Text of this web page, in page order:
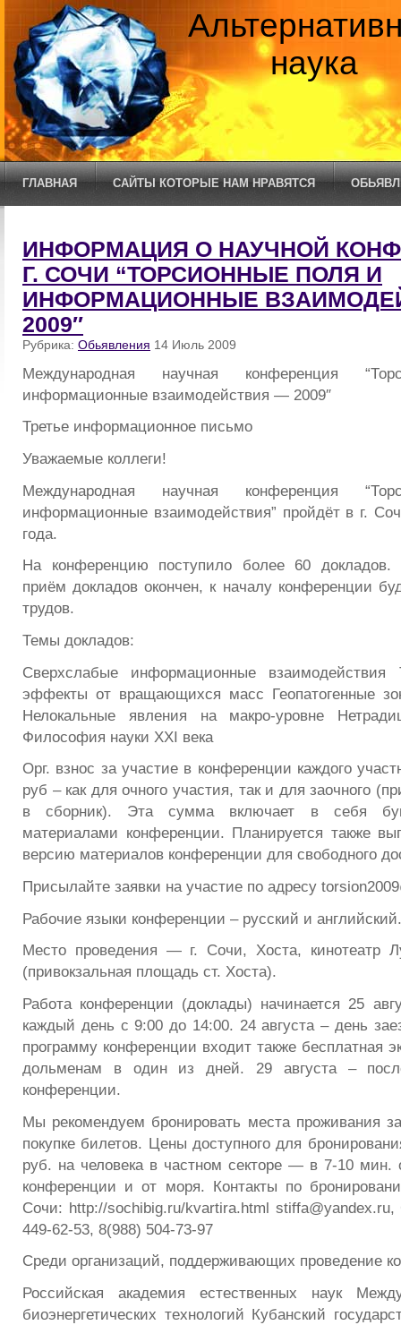
наука
ГЛАВНАЯ САЙТЫ КОТОРЫЕ НАМ НРАВЯТСЯ
ИНФОРМАЦИЯ О НАУЧНОЙ
Г. СОЧИ “ТОРСИОННЫЕ ПОЛЯ И
ИНФОРМАЦИОННЫЕ
2009″
Рубрика: Обьявления 14 Июль 2009
Международная научная конференция
информационные взаимодействия — 2009″
Третье информационное письмо
Уважаемые коллеги!
Международная научная конференция
информационные взаимодействия” пройдёт в г.
года.
На конференцию поступило более 60
приём докладов окончен, к началу конференции
трудов.
Темы докладов:
Сверхслабые информационные
эффекты от вращающихся масс Геопатогенные
Нелокальные явления на макро-уровне
Философия науки XXI века
Орг. взнос за участие в конференции каждого
руб – как для очного участия, так и для заочного
в сборник). Эта сумма включает в себя
материалами конференции. Планируется также
версию материалов конференции для свободного
Присылайте заявки на участие по адресу
Рабочие языки конференции – русский и английский.
Место проведения — г. Сочи, Хоста, кинотеатр
(привокзальная площадь ст. Хоста).
Работа конференции (доклады) начинается 25
каждый день с 9:00 до 14:00. 24 августа – день
программу конференции входит также бесплатная
дольменам в один из дней. 29 августа –
конференции.
Мы рекомендуем бронировать места проживания
покупке билетов. Цены доступного для
руб. на человека в частном секторе — в 7-10 мин.
конференции и от моря. Контакты по
Сочи: http://sochibig.ru/kvartira.html stiffa@yandex.ru,
449-62-53, 8(988) 504-73-97
Среди организаций, поддерживающих проведение
Российская академия естественных наук
биоэнергетических технологий Кубанский